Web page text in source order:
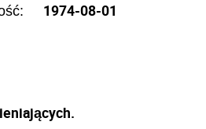
1974-08-01